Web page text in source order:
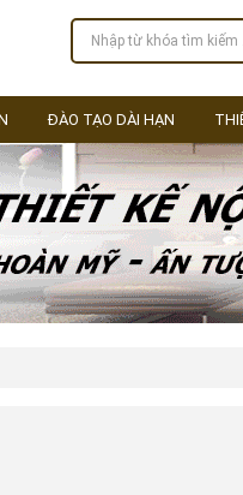
ĐÀO TẠO DÀI HẠN